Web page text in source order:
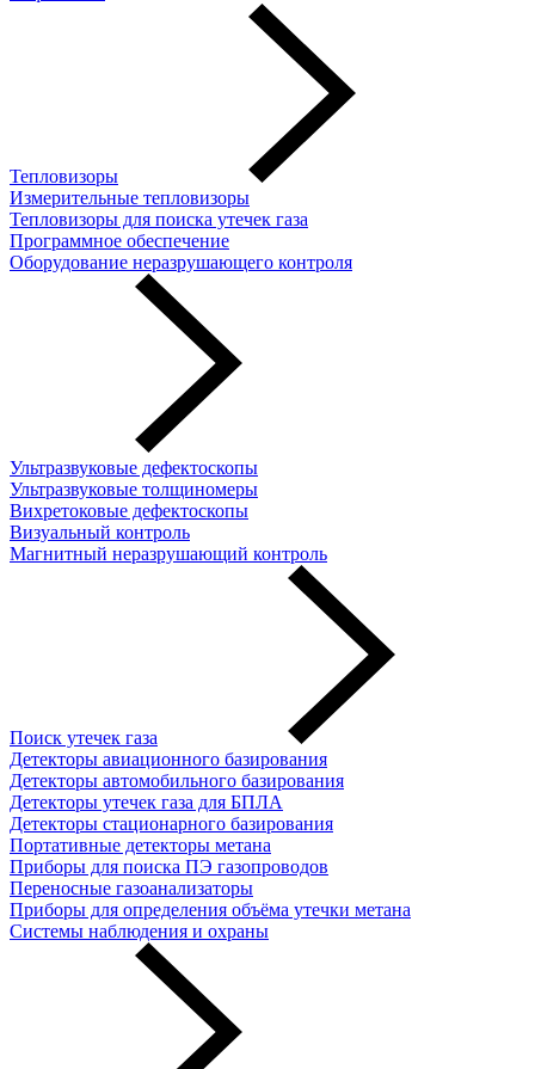
Тепловизоры
Измерительные тепловизоры
Тепловизоры для поиска утечек газа
Программное обеспечение
Оборудование неразрушающего контроля
Ультразвуковые дефектоскопы
Ультразвуковые толщиномеры
Вихретоковые дефектоскопы
Визуальный контроль
Магнитный неразрушающий контроль
Поиск утечек газа
Детекторы авиационного базирования
Детекторы автомобильного базирования
Детекторы утечек газа для БПЛА
Детекторы стационарного базирования
Портативные детекторы метана
Приборы для поиска ПЭ газопроводов
Переносные газоанализаторы
Приборы для определения объёма утечки метана
Системы наблюдения и охраны